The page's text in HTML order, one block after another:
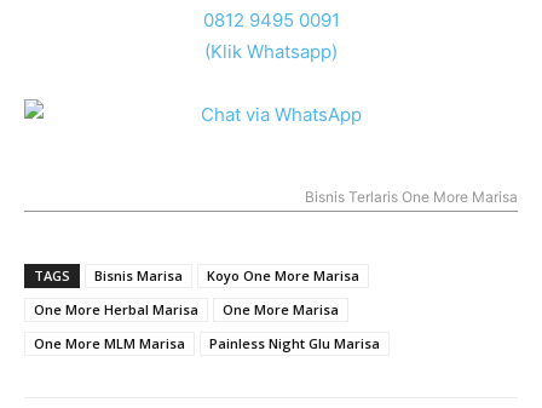
0812 9495 0091
(Klik Whatsapp)
Bisnis Terlaris One More Marisa
TAGS Bisnis Marisa
Koyo One More Marisa
One More Herbal Marisa
One More Marisa
One More MLM Marisa
Painless Night Glu Marisa